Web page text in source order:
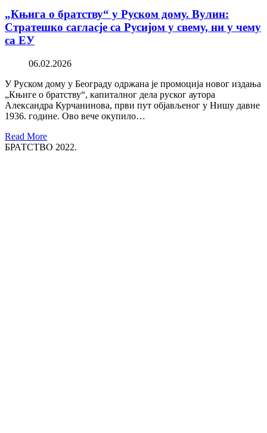
„Књига о братству“ у Руском дому. Вулин:
Стратешко сагласје са Русијом у свему, ни у чему
са ЕУ
06.02.2026
У Руском дому у Београду одржана је промоција новог издања
„Књиге о братству“, капиталног дела руског аутора
Александра Курчанинова, први пут објављеног у Нишу давне
1936. године. Ово вече окупило…
Read More
БРАТСТВО 2022.